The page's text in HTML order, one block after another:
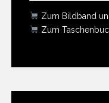
Zum Bildband
Zum